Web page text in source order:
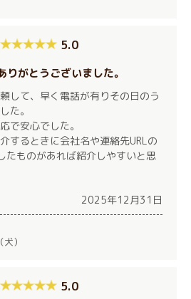
5.0
がとうございました。
して、早く電話が有りその日のう
た。
で安心でした。
するときに会社名や連絡先URLの
たものがあれば紹介しやすいと思
2025年12月31日
）
5.0